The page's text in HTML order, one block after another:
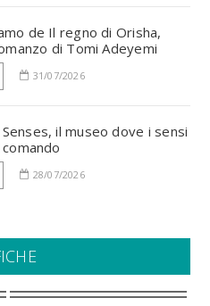
de Il regno di Orisha,
di Tomi Adeyemi
31/07/2026
il museo dove i sensi
28/07/2026